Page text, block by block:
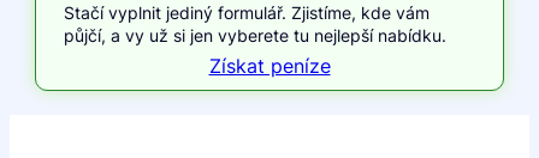
Stačí vyplnit jediný formulář. Zjistíme, kde vám
půjčí, a vy už si jen vyberete tu nejlepší nabídku.
Získat peníze